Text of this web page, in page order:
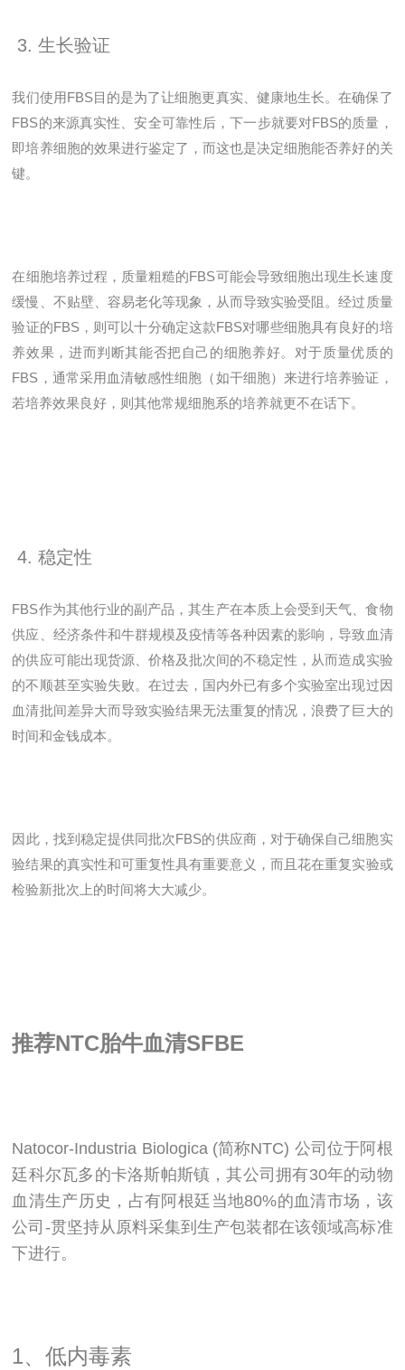
3. 生长验证
我们使用FBS目的是为了让细胞更真实、健康地生长。在确保了
FBS的来源真实性、安全可靠性后，下一步就要对FBS的质量，
即培养细胞的效果进行鉴定了，而这也是决定细胞能否养好的关
键。
在细胞培养过程，质量粗糙的FBS可能会导致细胞出现生长速度
缓慢、不贴壁、容易老化等现象，从而导致实验受阻。经过质量
验证的FBS，则可以十分确定这款FBS对哪些细胞具有良好的培
养效果，进而判断其能否把自己的细胞养好。对于质量优质的
FBS，通常采用血清敏感性细胞（如干细胞）来进行培养验证，
若培养效果良好，则其他常规细胞系的培养就更不在话下。
4. 稳定性
FBS作为其他行业的副产品，其生产在本质上会受到天气、食物
供应、经济条件和牛群规模及疫情等各种因素的影响，导致血清
的供应可能出现货源、价格及批次间的不稳定性，从而造成实验
的不顺甚至实验失败。在过去，国内外已有多个实验室出现过因
血清批间差异大而导致实验结果无法重复的情况，浪费了巨大的
时间和金钱成本。
因此，找到稳定提供同批次FBS的供应商，对于确保自己细胞实
验结果的真实性和可重复性具有重要意义，而且花在重复实验或
检验新批次上的时间将大大减少。
推荐NTC胎牛血清SFBE
Natocor-Industria Biologica (简称NTC) 公司位于阿根
廷科尔瓦多的卡洛斯帕斯镇，其公司拥有30年的动物
血清生产历史，占有阿根廷当地80%的血清市场，该
公司-贯坚持从原料采集到生产包装都在该领域高标准
下进行。
1、低内毒素